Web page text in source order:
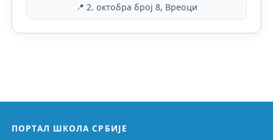
📍 2. октобра број 8, Вреоци
ПОРТАЛ ШКОЛА СРБИЈЕ